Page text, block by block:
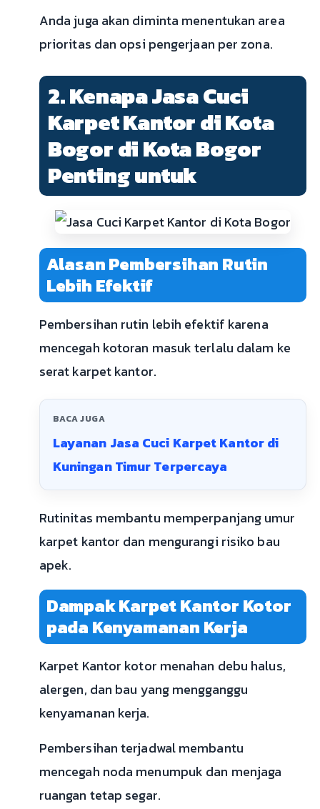
Anda juga akan diminta menentukan area
prioritas dan opsi pengerjaan per zona.
2. Kenapa Jasa Cuci
Karpet Kantor di Kota
Bogor di Kota Bogor
Penting untuk
Alasan Pembersihan Rutin
Lebih Efektif
Pembersihan rutin lebih efektif karena
mencegah kotoran masuk terlalu dalam ke
serat karpet kantor.
BACA JUGA
Layanan Jasa Cuci Karpet Kantor di
Kuningan Timur Terpercaya
Rutinitas membantu memperpanjang umur
karpet kantor dan mengurangi risiko bau
apek.
Dampak Karpet Kantor Kotor
pada Kenyamanan Kerja
Karpet Kantor kotor menahan debu halus,
alergen, dan bau yang mengganggu
kenyamanan kerja.
Pembersihan terjadwal membantu
mencegah noda menumpuk dan menjaga
ruangan tetap segar.